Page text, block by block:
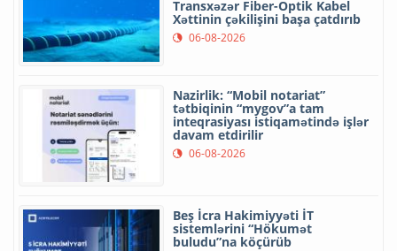
Transxəzər Fiber-Optik Kabel
Xəttinin çəkilişini başa çatdırıb
06-08-2026
Nazirlik: “Mobil notariat”
tətbiqinin “mygov”a tam
inteqrasiyası istiqamətində işlər
davam etdirilir
06-08-2026
Beş İcra Hakimiyyəti İT
sistemlərini “Hökumət
buludu”na köçürüb